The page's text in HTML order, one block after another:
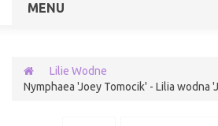
MENU
Lilie Wodne
Nymphaea 'Joey Tomocik' - Lilia wodna